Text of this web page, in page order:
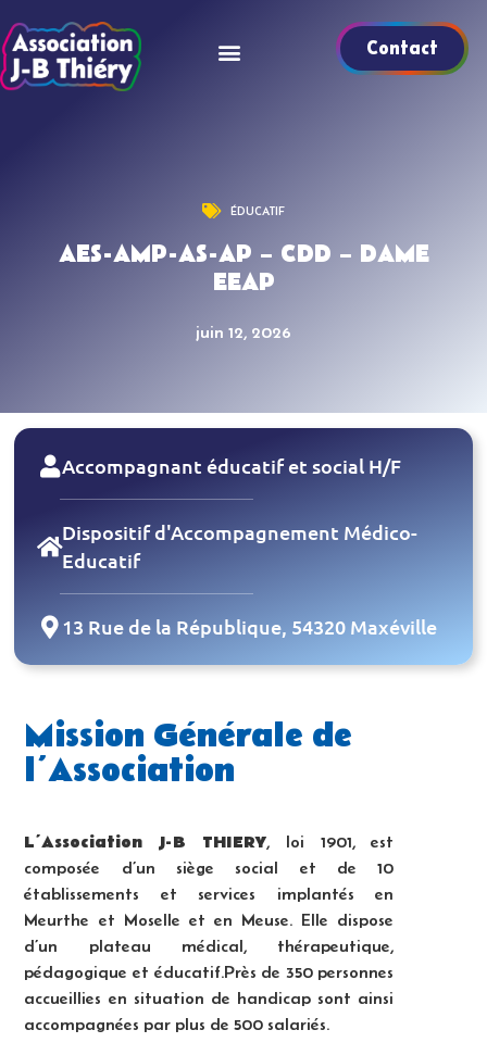
Contact
ÉDUCATIF
AES-AMP-AS-AP – CDD – DAME
EEAP
juin 12, 2026
Accompagnant éducatif et social H/F
Dispositif d'Accompagnement Médico-
Educatif
13 Rue de la République, 54320 Maxéville
Mission Générale de
l’Association
L’Association J-B THIERY, loi 1901, est
composée d’un siège social et de 10
établissements et services implantés en
Meurthe et Moselle et en Meuse. Elle dispose
d’un plateau médical, thérapeutique,
pédagogique et éducatif.Près de 350 personnes
accueillies en situation de handicap sont ainsi
accompagnées par plus de 500 salariés.